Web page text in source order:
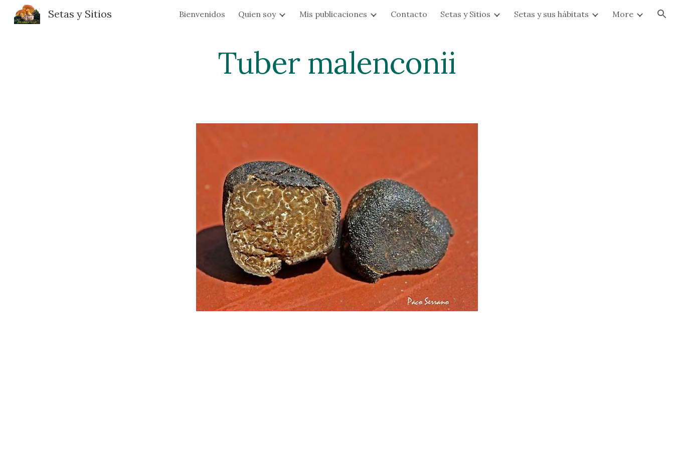
Skip to main content Skip to navigation
Setas y Sitios Bienvenidos Quien soy Mis publicaciones Contacto Setas y Sitios Setas y sus hábitats More
Tuber malenconii